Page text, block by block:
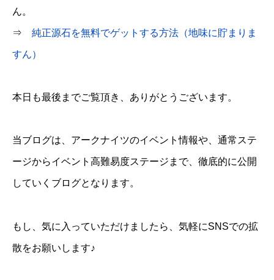
ん。
⇒ 純正源石を無料でゲットする方法（地味に貯まりま
すん）
本日も最後までご覧頂き、ありがとうございます。
当ブログは、アークナイツのイベント情報や、通常ステ
ージからイベント高難易度ステージまで、徹底的に公開
していくブログとなります。
もし、気に入っていただけましたら、気軽にSNSでの拡
散をお願いします♪